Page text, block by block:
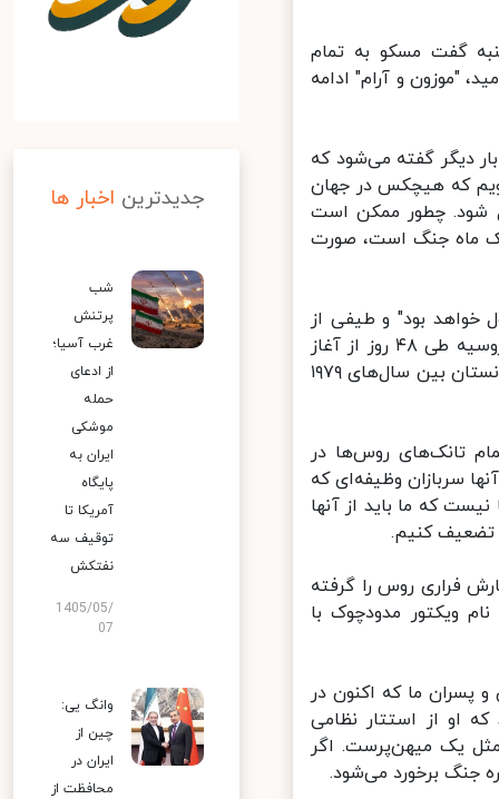
گفت مسکو به تمام
"موزون و آرام" ادامه
دیگر گفته می‌شود که
که هیچکس در جهان
چطور ممکن است
ماه جنگ است، صورت
بود" و طیفی از
ده‌ها هزار تا صدها هزار تن ارائه کرد. او مدعی شد که تعداد سربازانی که روسیه طی ۴۸ روز از آغاز
جنگ از دست داده است، بیش از تلفات نیروهای آنها در جنگ ۱۰ ساله افغانستان بین سال‌های ۱۹۷۹
تانک‌های روس‌ها در
سربازان وظیفه‌ای که
که ما باید از آنها
کنیم.
فراری روس را گرفته
مدودچوک با
ما که اکنون در
او از استتار نظامی
یک میهن‌پرست. اگر
جنگ برخورد می‌شود.
جدیدترین اخبار ها
شب
پرتنش
غرب آسیا؛
از ادعای
حمله
موشکی
ایران به
پایگاه
آمریکا تا
توقیف سه
نفتکش
1405/05/
07
وانگ یی:
چین از
ایران در
محافظت از